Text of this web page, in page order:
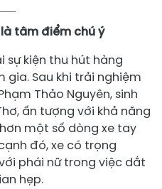
là tâm điểm chú ý
sự kiện thu hút hàng
Sau khi trải nghiệm
Thảo Nguyên, sinh
ấn tượng với khả năng
một số dòng xe tay
đó, xe có trọng
phái nữ trong việc dắt
hẹp.